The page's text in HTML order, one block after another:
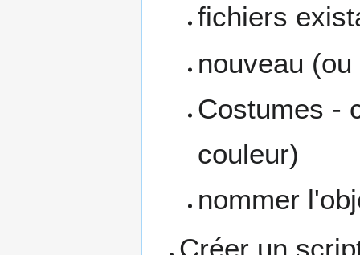
fichiers
nouveau
Costumes -
couleur)
nommer
Créer un